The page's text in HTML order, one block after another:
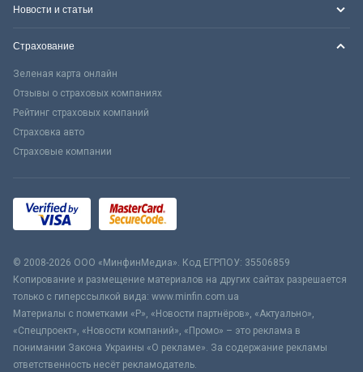
Новости и статьи
Страхование
Зеленая карта онлайн
Отзывы о страховых компаниях
Рейтинг страховых компаний
Страховка авто
Страховые компании
© 2008-2026 ООО «МинфинМедиа». Код ЕГРПОУ: 35506859
Копирование и размещение материалов на других сайтах разрешается
только с гиперссылкой вида: www.minfin.com.ua
Материалы с пометками «Р», «Новости партнёров», «Актуально»,
«Спецпроект», «Новости компаний», «Промо» – это реклама в
понимании Закона Украины «О рекламе». За содержание рекламы
ответственность несёт рекламодатель.